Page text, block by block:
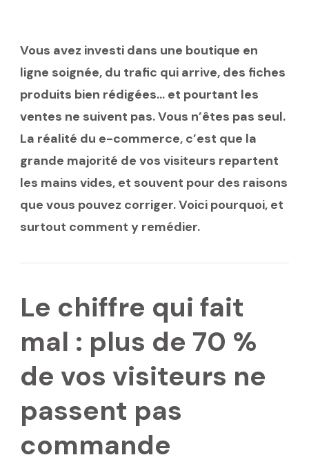
Vous avez investi dans une boutique en
ligne soignée, du trafic qui arrive, des fiches
produits bien rédigées… et pourtant les
ventes ne suivent pas. Vous n’êtes pas seul.
La réalité du e-commerce, c’est que la
grande majorité de vos visiteurs repartent
les mains vides, et souvent pour des raisons
que vous pouvez corriger. Voici pourquoi, et
surtout comment y remédier.
Le chiffre qui fait
mal : plus de 70 %
de vos visiteurs ne
passent pas
commande